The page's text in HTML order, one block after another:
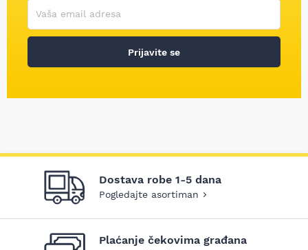
Korisničko ime
Vaša email adresa
Prijavite se
Dostava robe 1-5 dana
Pogledajte asortiman
Plaćanje čekovima građana